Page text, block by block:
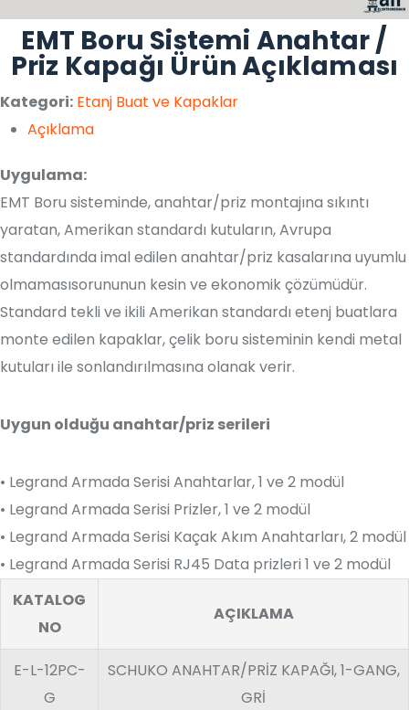
EMT Boru Sistemi Anahtar /
Priz Kapağı Ürün Açıklaması
Kategori: Etanj Buat ve Kapaklar
Açıklama
Uygulama:
EMT Boru sisteminde, anahtar/priz montajına sıkıntı
yaratan, Amerikan standardı kutuların, Avrupa
standardında imal edilen anahtar/priz kasalarına uyumlu
olmamasısorununun kesin ve ekonomik çözümüdür.
Standard tekli ve ikili Amerikan standardı etenj buatlara
monte edilen kapaklar, çelik boru sisteminin kendi metal
kutuları ile sonlandırılmasına olanak verir.
Uygun olduğu anahtar/priz serileri
• Legrand Armada Serisi Anahtarlar, 1 ve 2 modül
• Legrand Armada Serisi Prizler, 1 ve 2 modül
• Legrand Armada Serisi Kaçak Akım Anahtarları, 2 modül
• Legrand Armada Serisi RJ45 Data prizleri 1 ve 2 modül
KATALOG
NO
AÇIKLAMA
E-L-12PC-
G
SCHUKO ANAHTAR/PRİZ KAPAĞI, 1-GANG,
GRİ